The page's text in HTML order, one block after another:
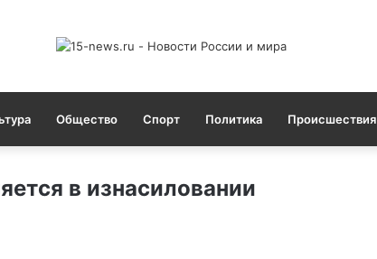
Общество Спорт Политика Происшествия
в изнасиловании